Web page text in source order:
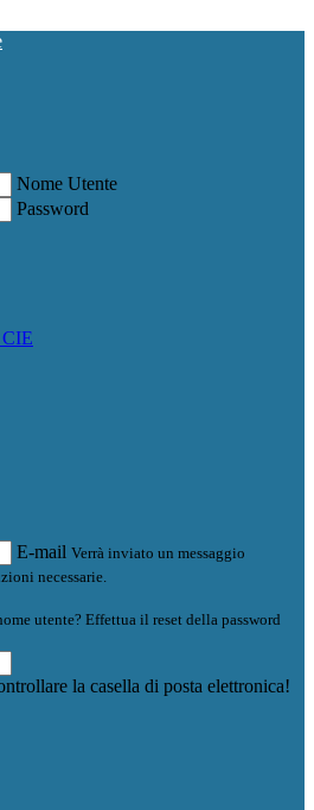
Nome Utente
Password
E-mail Verrà inviato un messaggio
necessarie.
utente? Effettua il reset della password
la casella di posta elettronica!